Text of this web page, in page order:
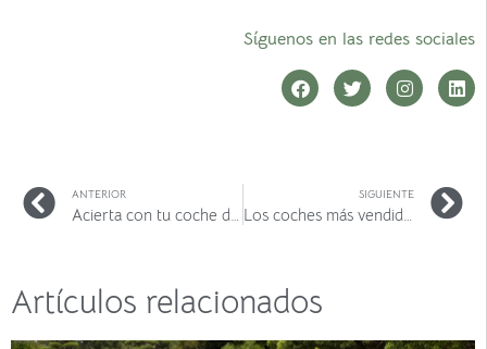
Síguenos en las redes sociales
ANTERIOR
Acierta con tu coche de empresa
SIGUIENTE
Los coches más vendidos en España durante el primer trimestre de 2021
Artículos relacionados